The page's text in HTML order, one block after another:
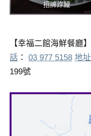
招牌炸鰻
【幸福二館海鮮餐廳】
話 ： 03 977 5158 地址
199號